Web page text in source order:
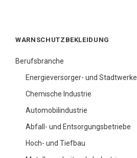
WARNSCHUTZBEKLEIDUNG
Berufsbranche
Energieversorger- und Stadtwerke
Chemische Industrie
Automobilindustrie
Abfall- und Entsorgungsbetriebe
Hoch- und Tiefbau